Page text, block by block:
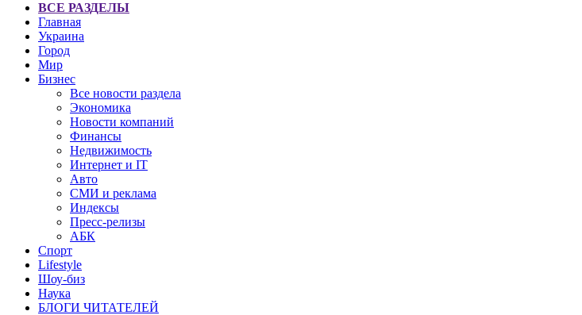
ВСЕ РАЗДЕЛЫ
Главная
Украина
Город
Мир
Бизнес
Все новости раздела
Экономика
Новости компаний
Финансы
Недвижимость
Интернет и IT
Авто
СМИ и реклама
Индексы
Пресс-релизы
АБК
Спорт
Lifestyle
Шоу-биз
Наука
БЛОГИ ЧИТАТЕЛЕЙ